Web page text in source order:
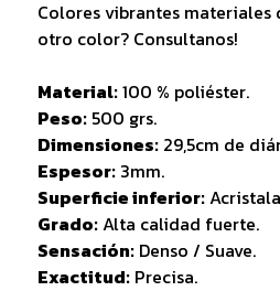
Colores vibrantes materiales
otro color? Consultanos!
Material:100 % poliéster.
Peso:500 grs.
Dimensiones:29,5cm de
Espesor:3mm.
Superficie inferior:
Grado:Alta calidad fuerte.
Sensación:Denso / Suave.
Exactitud:Precisa.